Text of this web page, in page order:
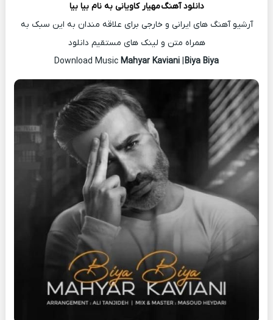
دانلود آهنگمهیار کاویانی به نام بیا بیا
آرشیو آهنگ های ایرانی و خارجی برای علاقه مندان به این سبک به
همراه متن و لینک های مستقیم دانلود
Download Music
Mahyar Kaviani|Biya Biya